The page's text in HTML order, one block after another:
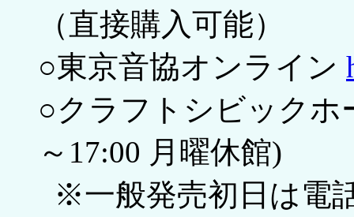
（直接購入可能）
○東京音協オンライン
○クラフトシビックホ
～17:00 月曜休館)
※一般発売初日は電